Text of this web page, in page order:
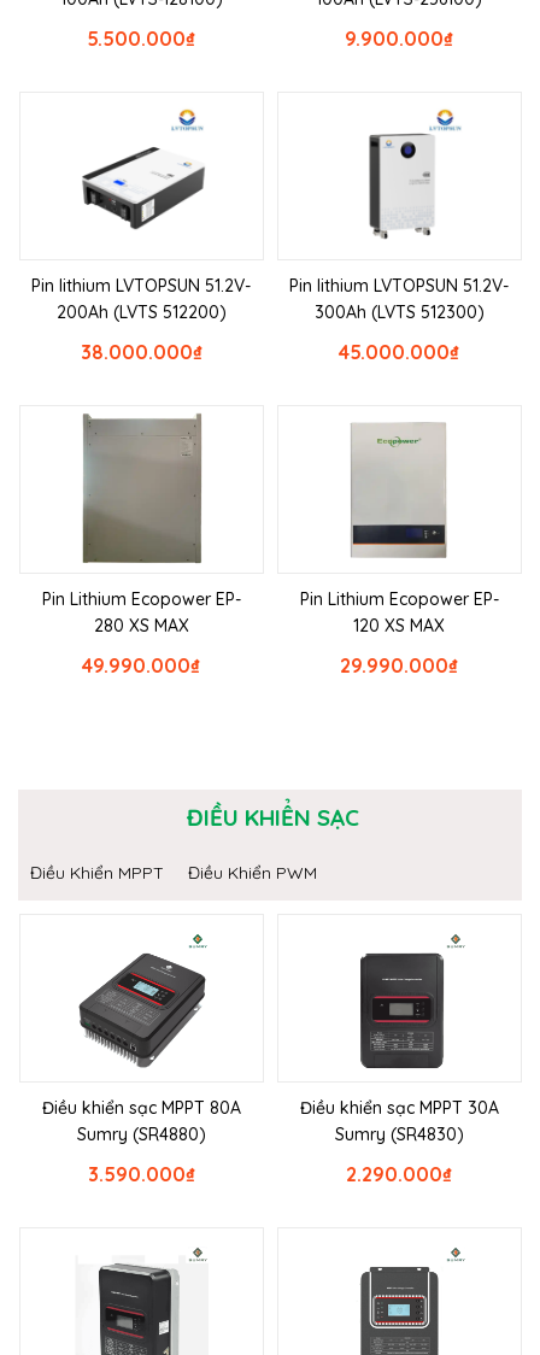
₫
5.500.000 ₫
9.900.000
Pin lithium LVTOPSUN 51.2V-
200Ah (LVTS 512200)
₫
38.000.000
Pin lithium LVTOPSUN 51.2V-
300Ah (LVTS 512300)
₫
45.000.000
Pin Lithium Ecopower EP-
280 XS MAX
₫
49.990.000
Pin Lithium Ecopower EP-
120 XS MAX
₫
29.990.000
ĐIỀU KHIỂN SẠC
Điều Khiển MPPT Điều Khiển PWM
Điều khiển sạc MPPT 80A
Sumry (SR4880)
₫
3.590.000
Điều khiển sạc MPPT 30A
Sumry (SR4830)
₫
2.290.000